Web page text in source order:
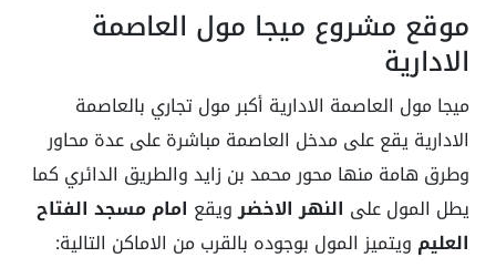
موقع مشروع ميجا مول العاصمة
الادارية
ميجا مول العاصمة الادارية أكبر مول تجاري بالعاصمة
الادارية يقع على مدخل العاصمة مباشرة على عدة محاور
وطرق هامة منها محور محمد بن زايد والطريق الدائري كما
يطل المول على النهر الاخضرويقع امام مسجد الفتاح
العليم ويتميز المول بوجوده بالقرب من الاماكن التالية: